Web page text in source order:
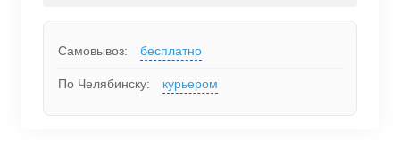
Самовывоз: бесплатно
По Челябинску: курьером